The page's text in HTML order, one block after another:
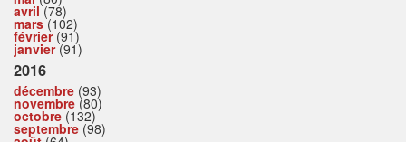
avril(78)
mars(102)
février(91)
janvier(91)
2016
décembre (93)
novembre (80)
octobre (132)
septembre (98)